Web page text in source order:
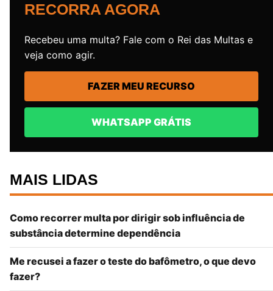
RECORRA AGORA
Recebeu uma multa? Fale com o Rei das Multas e
veja como agir.
FAZER MEU RECURSO
WHATSAPP GRÁTIS
MAIS LIDAS
Como recorrer multa por dirigir sob influência de
substância determine dependência
Me recusei a fazer o teste do bafômetro, o que devo
fazer?